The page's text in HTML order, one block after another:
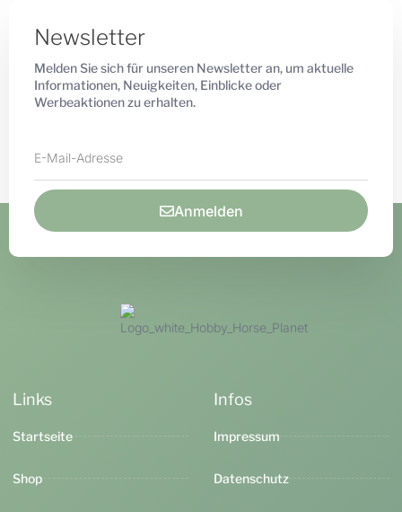
Newsletter
Melden Sie sich für unseren Newsletter an, um aktuelle
Informationen, Neuigkeiten, Einblicke oder
Werbeaktionen zu erhalten.
Anmelden
Links
Startseite
Shop
Infos
Impressum
Datenschutz